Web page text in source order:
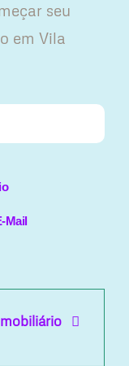
seu
em Vila
Mail